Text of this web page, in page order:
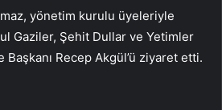
yönetim kurulu üyeleriyle
Gaziler, Şehit Dullar ve Yetimler
Recep Akgül’ü ziyaret etti.